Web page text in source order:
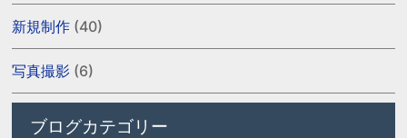
新規制作 (40)
写真撮影 (6)
ブログカテゴリー